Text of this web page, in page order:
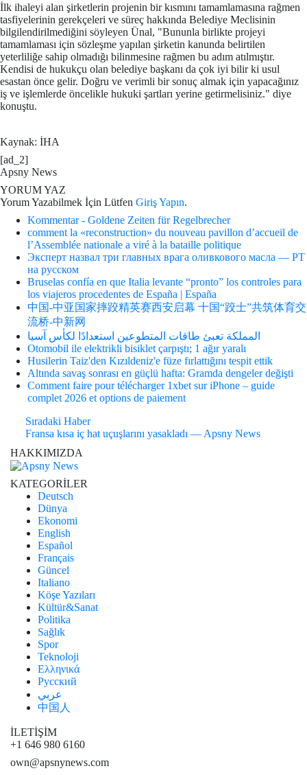
İlk ihaleyi alan şirketlerin projenin bir kısmını tamamlamasına rağmen
tasfiyelerinin gerekçeleri ve süreç hakkında Belediye Meclisinin
bilgilendirilmediğini söyleyen Ünal, "Bununla birlikte projeyi
tamamlaması için sözleşme yapılan şirketin kanunda belirtilen
yeterliliğe sahip olmadığı bilinmesine rağmen bu adım atılmıştır.
Kendisi de hukukçu olan belediye başkanı da çok iyi bilir ki usul
esastan önce gelir. Doğru ve verimli bir sonuç almak için yapacağınız
iş ve işlemlerde öncelikle hukuki şartları yerine getirmelisiniz." diye
konuştu.
Kaynak: İHA
[ad_2]
Apsny News
YORUM YAZ
Yorum Yazabilmek İçin Lütfen Giriş Yapın.
Kommentar - Goldene Zeiten für Regelbrecher
comment la «reconstruction» du nouveau pavillon d’accueil de
l’Assemblée nationale a viré à la bataille politique
Эксперт назвал три главных врага оливкового масла — РТ
на русском
Bruselas confía en que Italia levante “pronto” los controles para
los viajeros procedentes de España | España
中国-中亚国家摔跤精英赛西安启幕 十国“跤士”共筑体育交
流桥-中新网
المملكة تعبئ طاقات المتطوعين استعدادًا لكأس آسيا
Otomobil ile elektrikli bisiklet çarpıştı; 1 ağır yaralı
Husilerin Taiz'den Kızıldeniz'e füze fırlattığını tespit ettik
Altında savaş sonrası en güçlü hafta: Gramda dengeler değişti
Comment faire pour télécharger 1xbet sur iPhone – guide
complet 2026 et options de paiement
Sıradaki Haber
Fransa kısa iç hat uçuşlarını yasakladı — Apsny News
HAKKIMIZDA
KATEGORİLER
Deutsch
Dünya
Ekonomi
English
Español
Français
Güncel
Italiano
Köşe Yazıları
Kültür&Sanat
Politika
Sağlık
Spor
Teknoloji
Ελληνικά
Русский
عربي
中国人
İLETİŞİM
+1 646 980 6160
own@apsnynews.com